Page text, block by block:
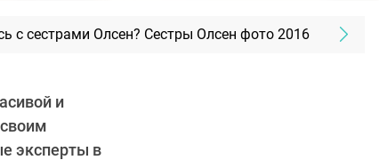
с сестрами Олсен? Сестры Олсен фото 2016
и
эксперты в